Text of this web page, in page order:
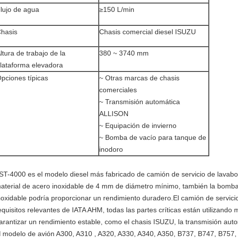
de agua ≥150 L/min
Chasis comercial diesel ISUZU
de trabajo de la
elevadora
380 ~ 3740 mm
típicas
~ Otras marcas de chasis
comerciales
~ Transmisión automática
ALLISON
~ Equipación de invierno
~ Bomba de vacío para tanque de
inodoro
4000 es el modelo diesel más fabricado de camión de servicio de
de acero inoxidable de 4 mm de diámetro mínimo, también la
podría proporcionar un rendimiento duradero.El camión de
relevantes de IATA AHM, todas las partes críticas están utilizando
un rendimiento estable, como el chasis ISUZU, la transmisión
modelo de avión A300, A310 , A320, A330, A340, A350, B737, B747,